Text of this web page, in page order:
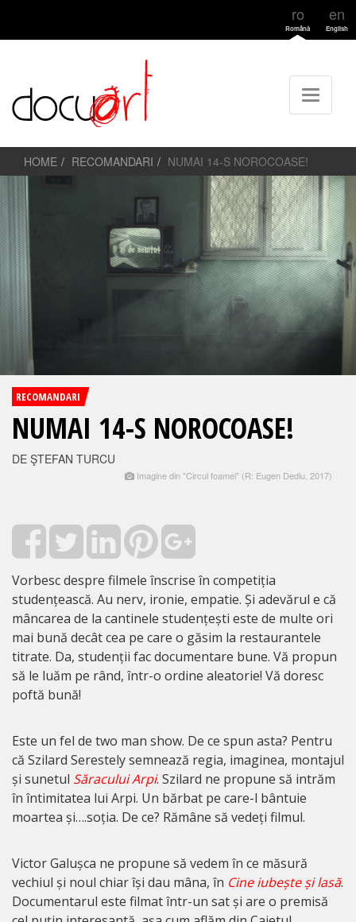
ro
Română
en
English
HOME RECOMANDARI NUMAI 14-S NOROCOASE!
RECOMANDARI
NUMAI 14-S NOROCOASE!
DE ŞTEFAN TURCU
Imagine din "Circul foamei" (R: Eugen Dediu, 2017)
Vorbesc despre filmele înscrise în competiția
studențească. Au nerv, ironie, empatie. Și adevărul e că
mâncarea de la cantinele studențești este de multe ori
mai bună decât cea pe care o găsim la restaurantele
titrate. Da, studenții fac documentare bune. Vă propun
să le luăm pe rând, într-o ordine aleatorie! Vă doresc
poftă bună!
Este un fel de two man show. De ce spun asta? Pentru
că Szilard Serestely semnează regia, imaginea, montajul
și sunetul Săracului Arpi. Szilard ne propune să intrăm
în întimitatea lui Arpi. Un bărbat pe care-l bântuie
moartea și….soția. De ce? Rămâne să vedeți filmul.
Victor Galușca ne propune să vedem în ce măsură
vechiul și noul chiar își dau mâna, în Cine iubește și lasă.
Documentarul este filmat într-un sat și are o premisă